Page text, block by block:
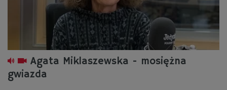
Agata Miklaszewska - mosiężna
gwiazda